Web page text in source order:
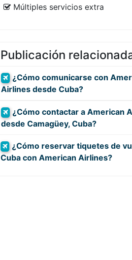
Múltiples servicios extra
Publicación
¿Cómo comunicarse con
Airlines desde Cuba?
¿Cómo contactar a American
desde Camagüey, Cuba?
¿Cómo reservar tiquetes de
Cuba con American Airlines?